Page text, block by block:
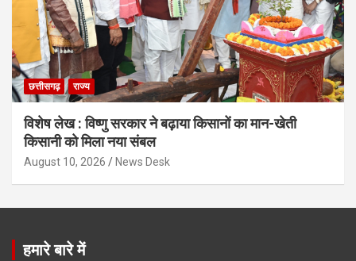
छत्तीसगढ़ राज्य
विशेष लेख : विष्णु सरकार ने बढ़ाया किसानों का मान-खेती
किसानी को मिला नया संबल
August 10, 2026 News Desk
हमारे बारे में